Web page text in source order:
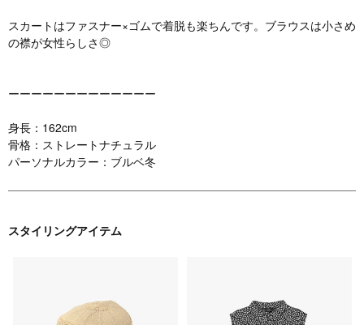
スカートはファスナー×ゴムで着脱も楽ちんです。ブラウスは小さめ
の襟が女性らしさ◎
ーーーーーーーーーーーーー
身長：162cm
骨格：ストレートナチュラル
パーソナルカラー：ブルベ冬
スタイリングアイテム